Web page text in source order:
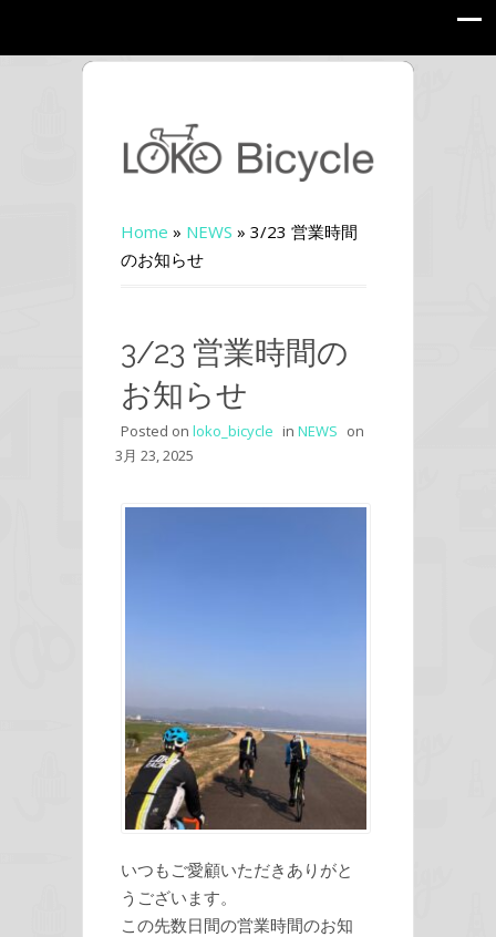
Home » NEWS » 3/23 営業時間
のお知らせ
3/23 営業時間の
お知らせ
Posted on loko_bicycle in NEWS on
3月 23, 2025
いつもご愛顧いただきありがと
うございます。
この先数日間の営業時間のお知